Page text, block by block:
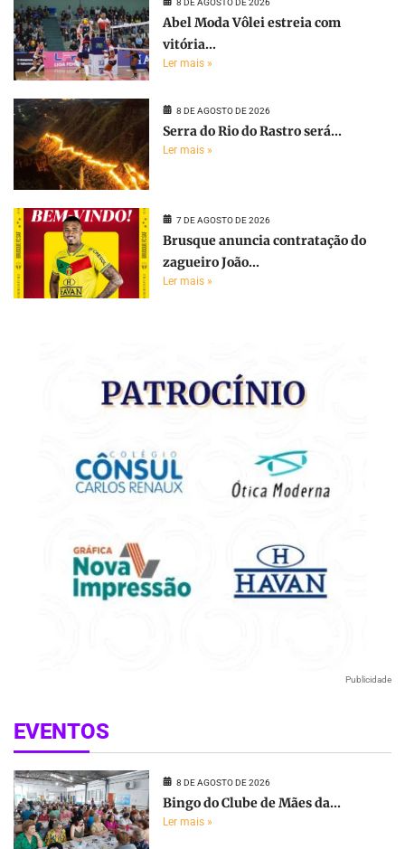
8 DE AGOSTO DE 2026
Abel Moda Vôlei estreia com
vitória...
Ler mais »
8 DE AGOSTO DE 2026
Serra do Rio do Rastro será...
Ler mais »
7 DE AGOSTO DE 2026
Brusque anuncia contratação do
zagueiro João...
Ler mais »
Publicidade
EVENTOS
8 DE AGOSTO DE 2026
Bingo do Clube de Mães da...
Ler mais »